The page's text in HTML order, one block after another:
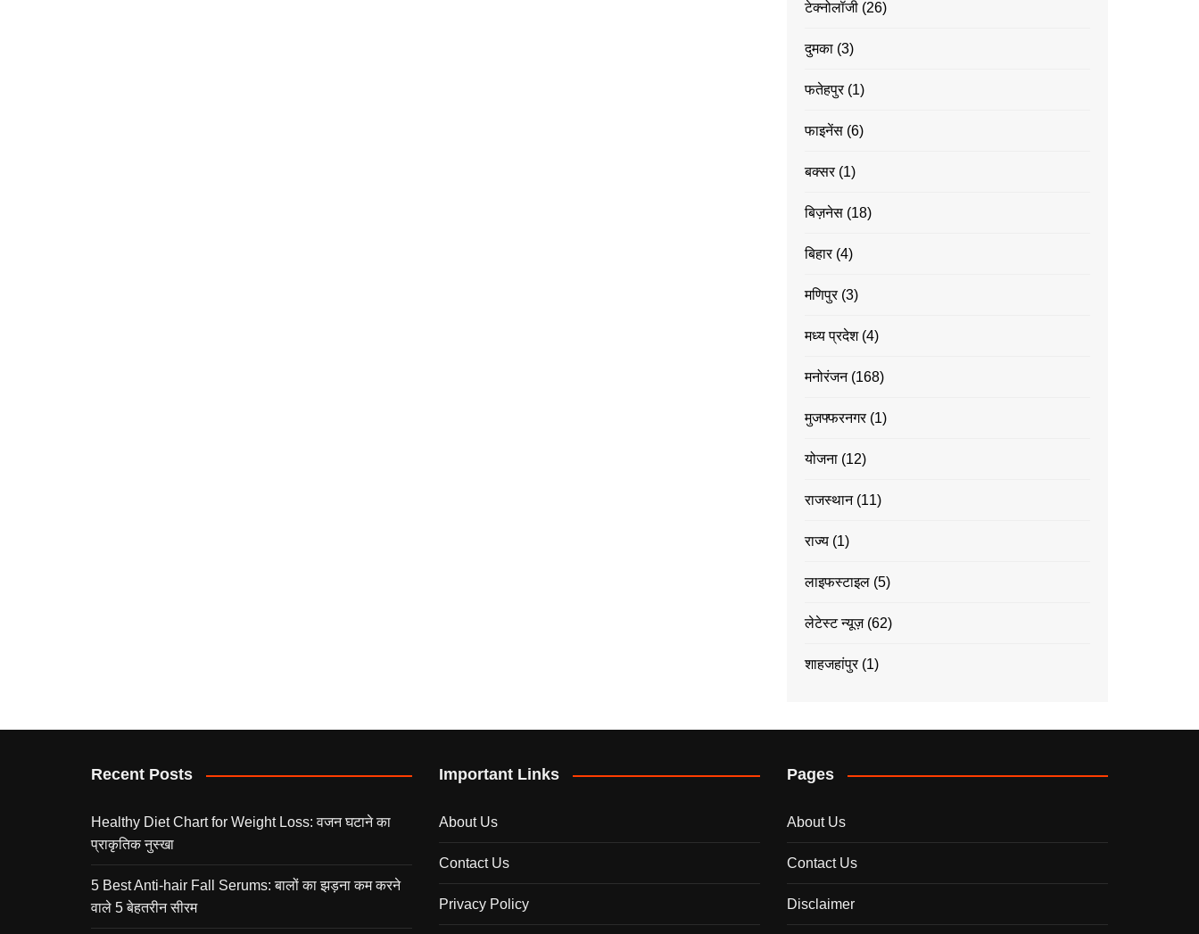
टेक्नोलॉजी (26)
दुमका (3)
फतेहपुर(1)
फाइनेंस (6)
बक्सर(1)
बिज़नेस (18)
बिहार(4)
मणिपुर(3)
मध्य प्रदेश(4)
मनोरंजन(168)
मुजफ्फरनगर(1)
योजना (12)
राजस्थान(11)
राज्य (1)
लाइफस्टाइल (5)
लेटेस्ट न्यूज़(62)
शाहजहांपुर(1)
Recent Posts
Healthy Diet Chart for Weight Loss: वजन घटाने का
प्राकृतिक नुस्खा
5 Best Anti-hair Fall Serums: बालों का झड़ना कम करने
वाले 5 बेहतरीन सीरम
Important Links
About Us
Contact Us
Privacy Policy
Pages
About Us
Contact Us
Disclaimer